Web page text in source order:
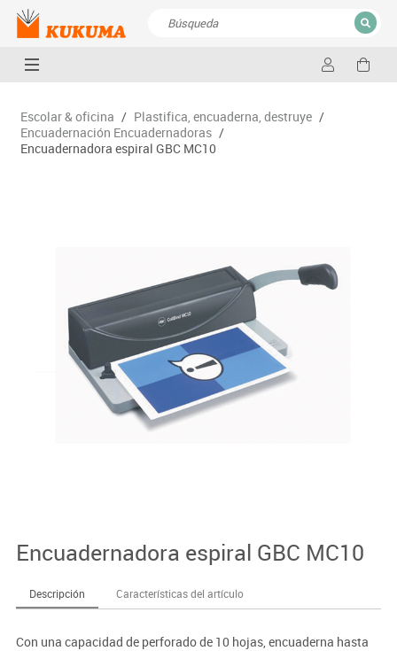
CERRAR
Escolar & oficina / Plastifica, encuaderna, destruye /
Encuadernación Encuadernadoras /
Encuadernadora espiral GBC MC10
Encuadernadora espiral GBC MC10
Descripción Características del artículo
Con una capacidad de perforado de 10 hojas, encuaderna hasta